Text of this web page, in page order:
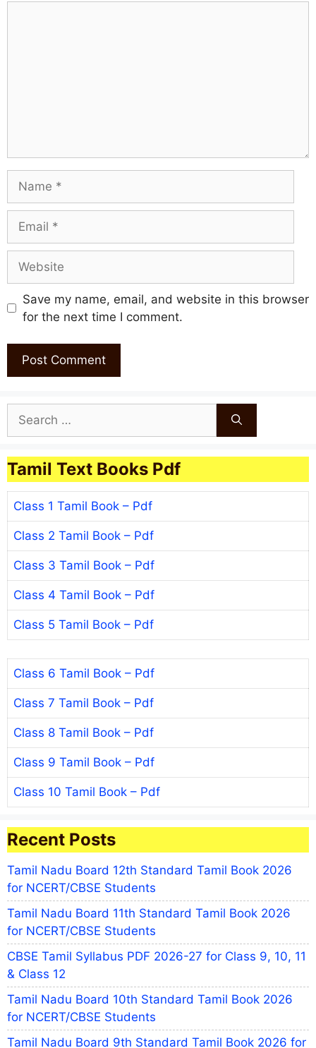
Save my name, email, and website in this browser
for the next time I comment.
Search
for:
Tamil Text Books Pdf
Class 1 Tamil Book – Pdf
Class 2 Tamil Book – Pdf
Class 3 Tamil Book – Pdf
Class 4 Tamil Book – Pdf
Class 5 Tamil Book – Pdf
Class 6 Tamil Book – Pdf
Class 7 Tamil Book – Pdf
Class 8 Tamil Book – Pdf
Class 9 Tamil Book – Pdf
Class 10 Tamil Book – Pdf
Recent Posts
Tamil Nadu Board 12th Standard Tamil Book 2026
for NCERT/CBSE Students
Tamil Nadu Board 11th Standard Tamil Book 2026
for NCERT/CBSE Students
CBSE Tamil Syllabus PDF 2026-27 for Class 9, 10, 11
& Class 12
Tamil Nadu Board 10th Standard Tamil Book 2026
for NCERT/CBSE Students
Tamil Nadu Board 9th Standard Tamil Book 2026 for